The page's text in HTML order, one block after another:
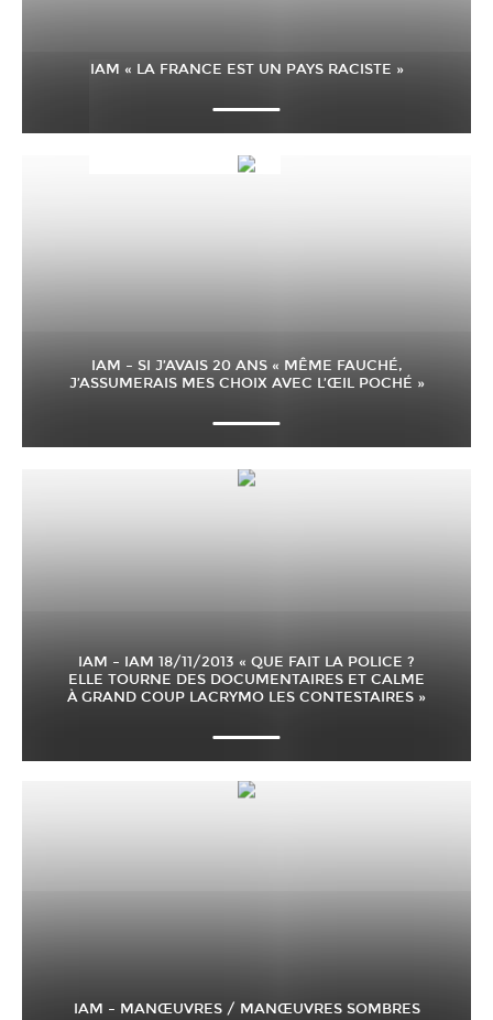
IAM « LA FRANCE EST UN PAYS RACISTE »
IAM – SI J’AVAIS 20 ANS « MÊME FAUCHÉ,
J’ASSUMERAIS MES CHOIX AVEC L’ŒIL POCHÉ »
IAM – IAM 18/11/2013 « QUE FAIT LA POLICE ?
ELLE TOURNE DES DOCUMENTAIRES ET CALME
À GRAND COUP LACRYMO LES CONTESTAIRES »
IAM – MANŒUVRES / MANŒUVRES SOMBRES